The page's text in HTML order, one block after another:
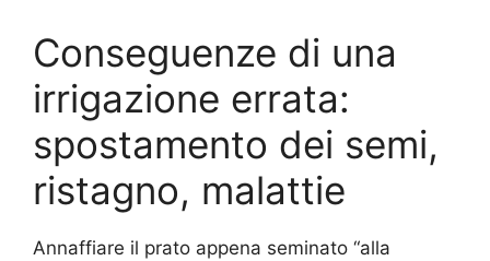
Conseguenze di una
irrigazione errata:
spostamento dei semi,
ristagno, malattie
Annaffiare il prato appena seminato “alla